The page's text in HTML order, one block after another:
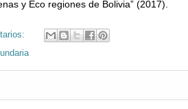
y Eco regiones de Bolivia” (2017).